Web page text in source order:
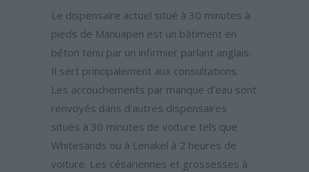
Le dispensaire actuel situé à 30 minutes à
pieds de Manuapen est un bâtiment en
béton tenu par un infirmier parlant anglais.
Il sert principalement aux consultations.
Les accouchements par manque d’eau sont
renvoyés dans d’autres dispensaires
situés à 30 minutes de voiture tels que
Whitesands ou à Lenakel à 2 heures de
voiture. Les césariennes et grossesses à